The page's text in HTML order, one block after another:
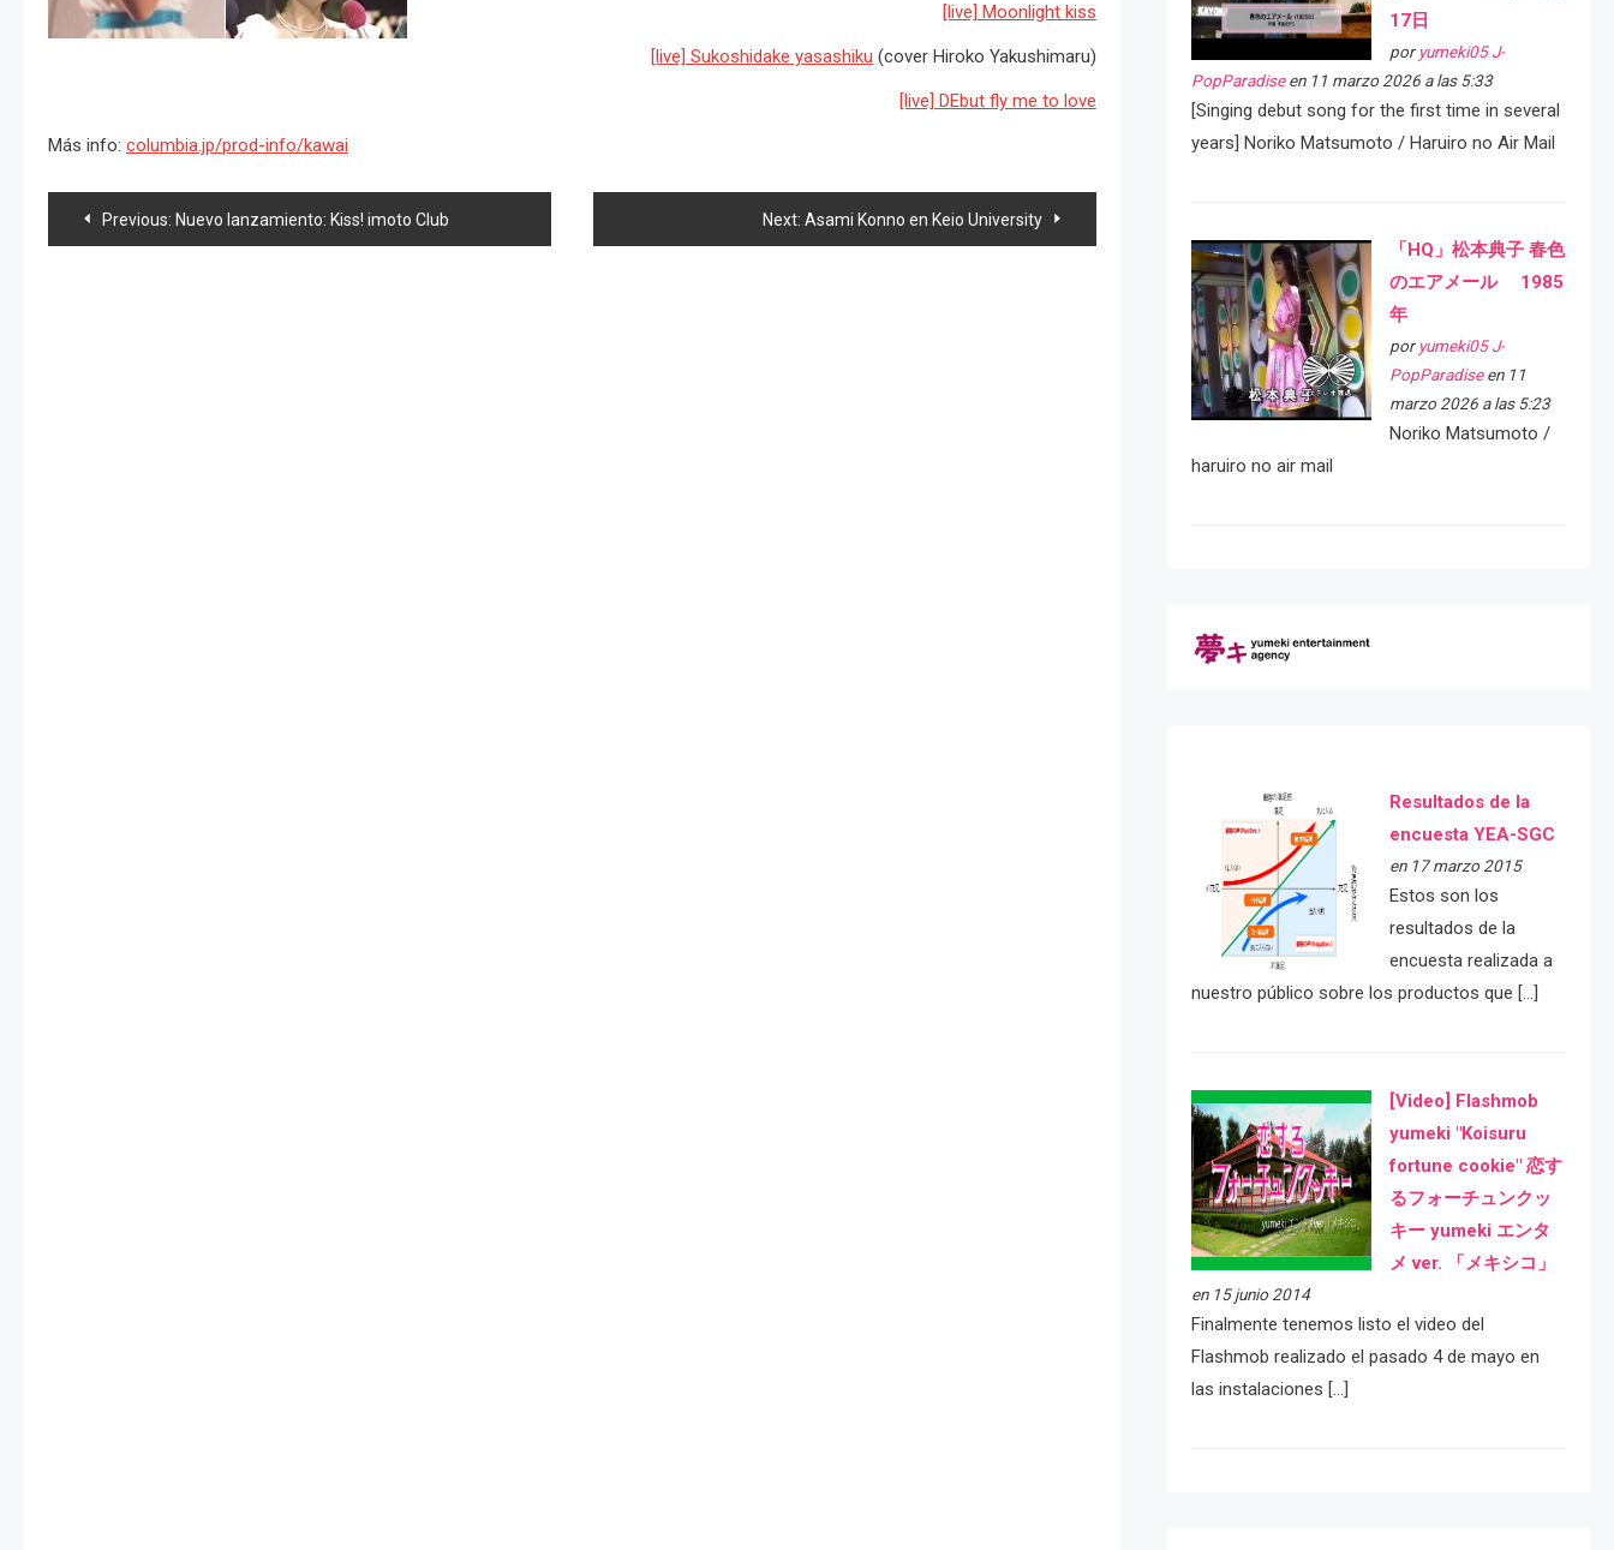
[live] Moonlight kiss
[live] Sukoshidake yasashiku (cover Hiroko Yakushimaru)
[live] DEbut fly me to love
Más info: columbia.jp/prod-info/kawai
Navegación
Previous: Nuevo lanzamiento: Kiss! imoto Club Next: Asami Konno en Keio University
17日
por yumeki05 J-
PopParadiseen 11 marzo 2026 a las 5:33
[Singing debut song for the first time in several
years] Noriko Matsumoto / Haruiro no Air Mail
「HQ」松本典子 春色
のエアメール 1985
年
por yumeki05 J-
PopParadiseen 11
marzo 2026 a las 5:23
Noriko Matsumoto /
haruiro no air mail
Resultados de la
encuesta YEA-SGC
en 17 marzo 2015
Estos son los
resultados de la
encuesta realizada a
nuestro público sobre los productos que […]
[Video] Flashmob
yumeki "Koisuru
fortune cookie" 恋す
るフォーチュンクッ
キー yumeki エンタ
メ ver. 「メキシコ」
en 15 junio 2014
Finalmente tenemos listo el video del
Flashmob realizado el pasado 4 de mayo en
las instalaciones […]